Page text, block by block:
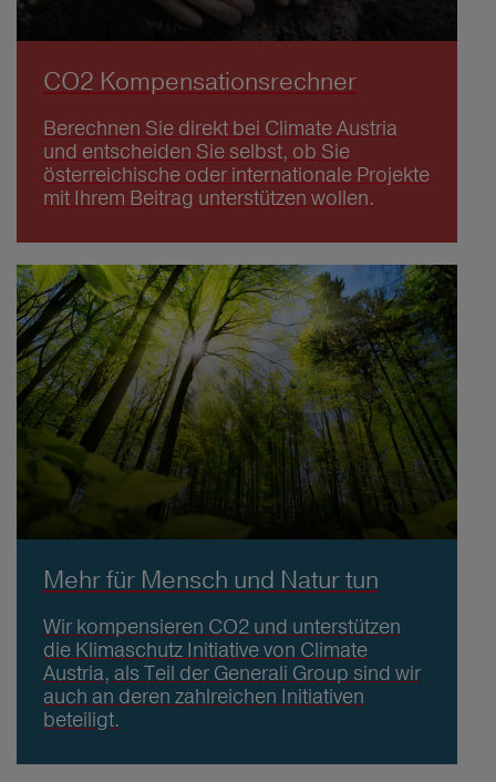
CO2 Kompensationsrechner
Berechnen Sie direkt bei Climate Austria
und entscheiden Sie selbst, ob Sie
österreichische oder internationale Projekte
mit Ihrem Beitrag unterstützen wollen.
Mehr für Mensch und Natur tun
Wir kompensieren CO2 und unterstützen
die Klimaschutz Initiative von Climate
Austria, als Teil der Generali Group sind wir
auch an deren zahlreichen Initiativen
beteiligt.